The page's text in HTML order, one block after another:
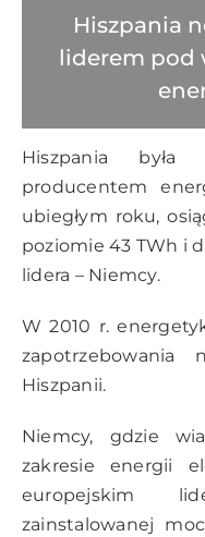
Hiszpania
liderem pod
Hiszpania była
producentem
ubiegłym roku,
poziomie 43 TWh i
lidera – Niemcy.
W 2010 r.
Hiszpanii.
Niemcy, gdzie
zakresie energii
europejskim
zainstalowanej